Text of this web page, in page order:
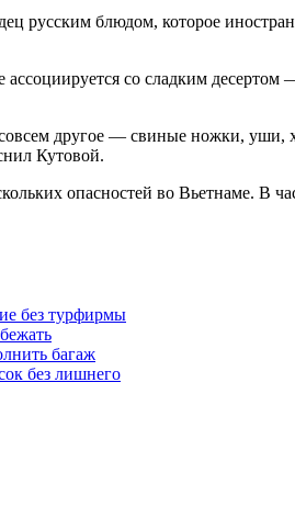
русским блюдом, которое
со сладким
другое — свиные ножки, уши,
Кутовой.
опасностей во Вьетнаме. В
без турфирмы
багаж
без лишнего